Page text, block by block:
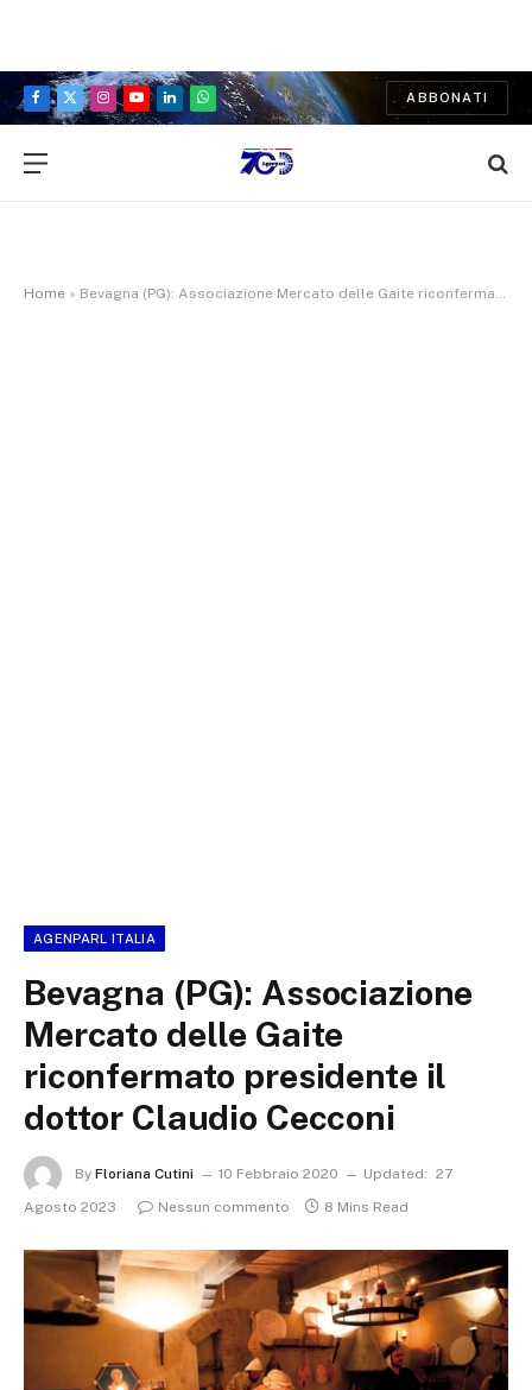
Facebook
X
Instagram
YouTubeLinkedInWhatsApp
ABBONATI
Home » Bevagna (PG): Associazione Mercato delle Gaite riconfermato presidente il dottor Claudio Cecconi
AGENPARL ITALIA
Bevagna (PG): Associazione
Mercato delle Gaite
riconfermato presidente il
dottor Claudio Cecconi
By Floriana Cutini 10 Febbraio 2020 Updated: 27
Agosto 2023
Nessun commento 8 Mins Read